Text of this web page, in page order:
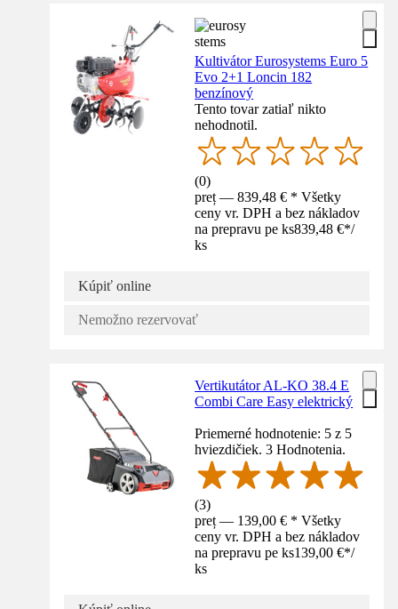
Kultivátor Eurosystems Euro 5
Evo 2+1 Loncin 182
benzínový
Tento tovar zatiaľ nikto
nehodnotil.
(0)
preț — 839,48 € * Všetky
ceny vr. DPH a bez nákladov
na prepravu pe ks839,48 €*/
ks
Kúpiť online
Nemožno rezervovať
Vertikutátor AL-KO 38.4 E
Combi Care Easy elektrický
Priemerné hodnotenie: 5 z 5
hviezdičiek. 3 Hodnotenia.
(3)
preț — 139,00 € * Všetky
ceny vr. DPH a bez nákladov
na prepravu pe ks139,00 €*/
ks